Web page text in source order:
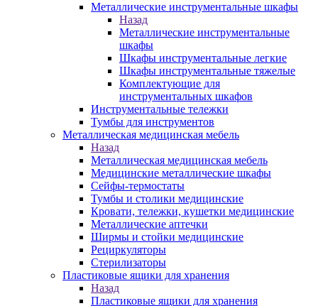
Металлические инструментальные шкафы
Назад
Металлические инструментальные
шкафы
Шкафы инструментальные легкие
Шкафы инструментальные тяжелые
Комплектующие для
инструментальных шкафов
Инструментальные тележки
Тумбы для инструментов
Металлическая медицинская мебель
Назад
Металлическая медицинская мебель
Медицинские металлические шкафы
Сейфы-термостаты
Тумбы и столики медицинские
Кровати, тележки, кушетки медицинские
Металлические аптечки
Ширмы и стойки медицинские
Рециркуляторы
Стерилизаторы
Пластиковые ящики для хранения
Назад
Пластиковые ящики для хранения